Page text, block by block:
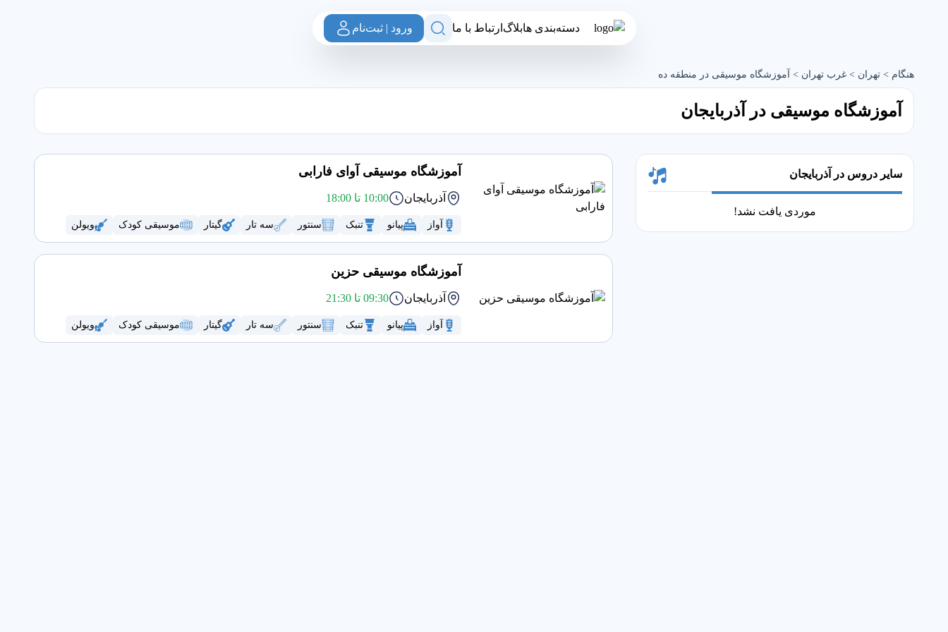
دسته‌بندی هابلاگ ارتباط با ما ورود | ثبت‌نام
هنگام > تهران > غرب تهران > آموزشگاه موسیقی در منطقه ده
آموزشگاه موسیقی در آذربایجان
سایر دروس در آذربایجان
موردی یافت نشد!
آموزشگاه موسیقی آوای فارابی
آذربایجان 10:00 تا 18:00
آواز پیانو تنبک سنتور سه تار گیتار موسیقی کودک ویولن
آموزشگاه موسیقی حزین
آذربایجان 09:30 تا 21:30
آواز پیانو تنبک سنتور سه تار گیتار موسیقی کودک ویولن